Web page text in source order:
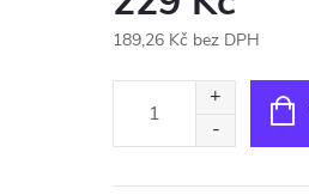
189,26 Kč bez DPH